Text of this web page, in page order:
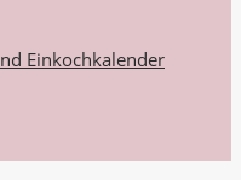
Einkochkalender